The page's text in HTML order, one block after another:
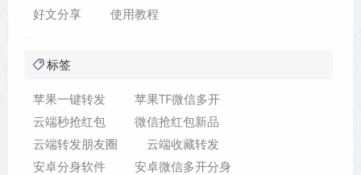
好文分享
使用教程
标签
苹果一键转发
苹果TF微信多开
云端秒抢红包
微信抢红包新品
云端转发朋友圈
云端收藏转发
安卓分身软件
安卓微信多开分身